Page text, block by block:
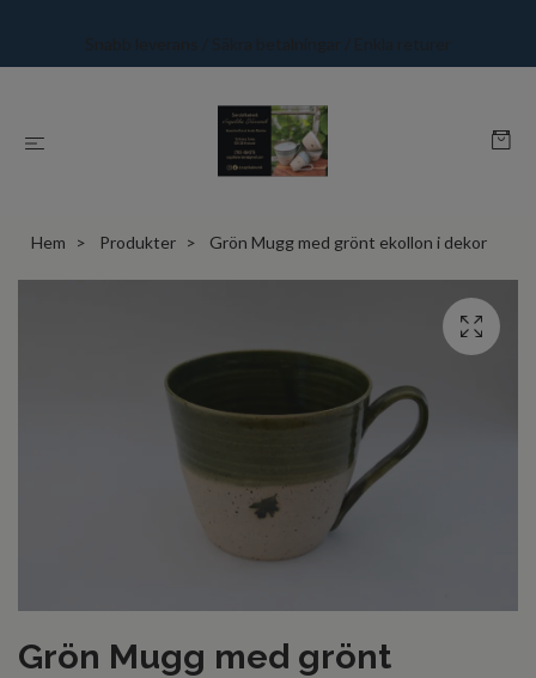
Hem Produkter Grön Mugg med grönt ekollon i dekor
Grön Mugg med grönt